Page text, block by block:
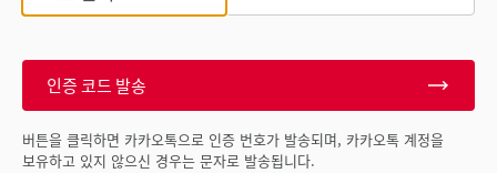
인증 코드 발송
버튼을 클릭하면 카카오톡으로 인증 번호가 발송되며, 카카오톡 계정을
보유하고 있지 않으신 경우는 문자로 발송됩니다.